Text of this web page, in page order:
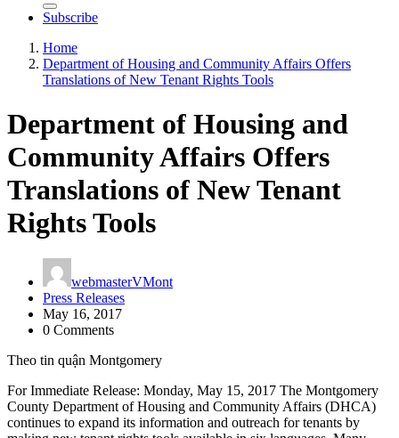
Subscribe
Home
Department of Housing and Community Affairs Offers
Translations of New Tenant Rights Tools
Department of Housing and
Community Affairs Offers
Translations of New Tenant
Rights Tools
webmasterVMont
Press Releases
May 16, 2017
0 Comments
Theo tin quận Montgomery
For Immediate Release: Monday, May 15, 2017 The Montgomery
County Department of Housing and Community Affairs (DHCA)
continues to expand its information and outreach for tenants by